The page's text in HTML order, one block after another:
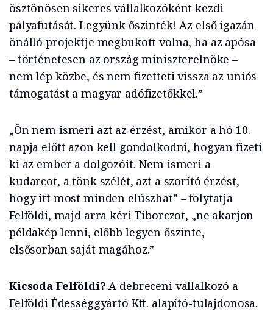
ösztönösen sikeres vállalkozóként kezdi
pályafutását. Legyünk őszinték! Az első igazán
önálló projektje megbukott volna, ha az apósa
– történetesen az ország miniszterelnöke –
nem lép közbe, és nem fizetteti vissza az uniós
támogatást a magyar adófizetőkkel.”
„Ön nem ismeri azt az érzést, amikor a hó 10.
napja előtt azon kell gondolkodni, hogyan fizeti
ki az ember a dolgozóit. Nem ismeri a
kudarcot, a tönk szélét, azt a szorító érzést,
hogy itt most minden elúszhat” – folytatja
Felföldi, majd arra kéri Tiborczot, „ne akarjon
példakép lenni, előbb legyen őszinte,
elsősorban saját magához.”
Kicsoda Felföldi? A debreceni vállalkozó a
Felföldi Édességgyártó Kft. alapító-tulajdonosa.